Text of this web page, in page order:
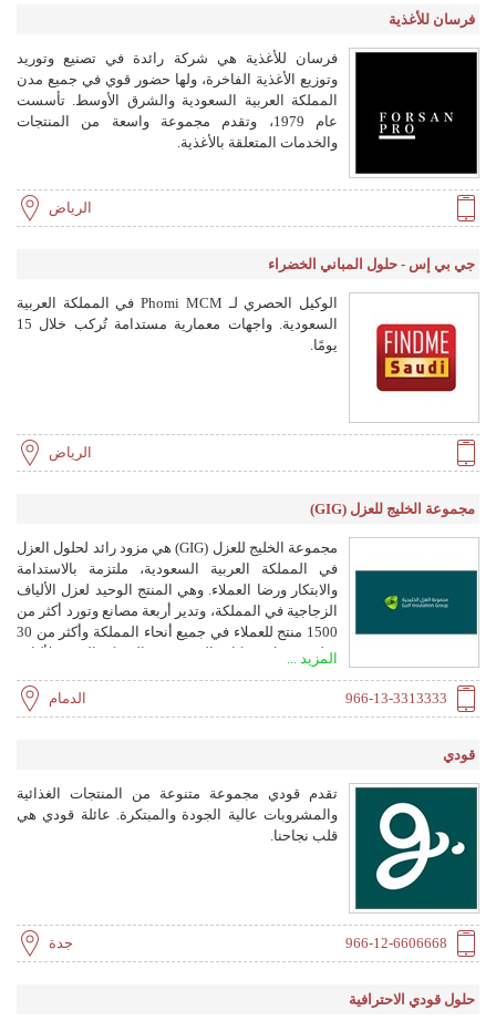
فرسان للأغذية
فرسان للأغذية هي شركة رائدة في تصنيع وتوريد
وتوزيع الأغذية الفاخرة، ولها حضور قوي في جميع مدن
المملكة العربية السعودية والشرق الأوسط. تأسست
عام 1979، وتقدم مجموعة واسعة من المنتجات
والخدمات المتعلقة بالأغذية.
الرياض
جي بي إس - حلول المباني الخضراء
الوكيل الحصري لـ Phomi MCM في المملكة العربية
السعودية. واجهات معمارية مستدامة تُركب خلال 15
يومًا.
الرياض
مجموعة الخليج للعزل (GIG)
مجموعة الخليج للعزل (GIG) هي مزود رائد لحلول العزل
في المملكة العربية السعودية، ملتزمة بالاستدامة
والابتكار ورضا العملاء. وهي المنتج الوحيد لعزل الألياف
الزجاجية في المملكة، وتدير أربعة مصانع وتورد أكثر من
1500 منتج للعملاء في جميع أنحاء المملكة وأكثر من 30
دولة. تشمل شركات المجموعة: الشركة العربية لألياف
وبيرما بايب الخليج العربية، وحلول مكونات البناء
(بيكومس)، وتقدم حلول العزل الحراري والصوتي،
المزيد ...
966-13-3313333 الدمام
قودي
تقدم قودي مجموعة متنوعة من المنتجات الغذائية
والمشروبات عالية الجودة والمبتكرة. عائلة قودي هي
قلب نجاحنا.
966-12-6606668 جدة
حلول قودي الاحترافية